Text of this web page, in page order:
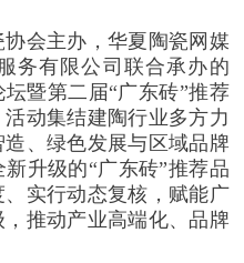
会主办，华夏陶瓷网媒
务有限公司联合承办的
暨第二届“广东砖”推荐
动集结建陶行业多方力
、绿色发展与区域品牌
升级的“广东砖”推荐品
实行动态复核，赋能广
推动产业高端化、品牌